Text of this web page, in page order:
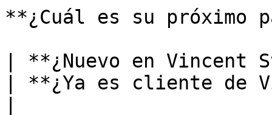
**¿Cuál es su próximo
| **¿Nuevo en Vincent
| **¿Ya es cliente de